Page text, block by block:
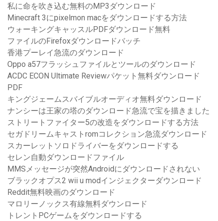
私に命を吹き込む無料のMP3ダウンロード
Minecraft 3にpixelmon macをダウンロードする方法
ウォーキングキャッスルPDFダウンロード無料
ファイルのFirefoxダウンロードバッチ
香港プーレイ急流のダウンロード
Oppo a57フラッシュファイルとツールのダウンロード
ACDC ECON Ultimate Reviewパケット無料ダウンロード
PDF
キングジェームスバイブルオーディオ無料ダウンロード
ナンシーは王家の塔のダウンロード急流で宝を描きました
ストリートファイター5の改造をダウンロードする方法
セガドリームキャストromコレクション急流ダウンロード
スカーレットソロドライバーをダウンロードする
セレン自動ダウンロードファイル
MMSメッセージが突然Androidにダウンロードされない
ブラックオプス2 wii u modインジェクターダウンロード
Reddit無料映画のダウンロード
マロリーノックス有線無料ダウンロード
トレントPCゲームをダウンロードする